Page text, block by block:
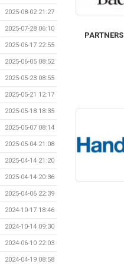
2025-08-02 21:27
2025-07-28 06:10
2025-06-17 22:55
2025-06-05 08:52
2025-05-23 08:55
2025-05-21 12:17
2025-05-18 18:35
2025-05-07 08:14
2025-05-04 21:08
2025-04-14 21:20
2025-04-14 20:36
2025-04-06 22:39
2024-10-17 18:46
2024-10-14 09:30
2024-06-10 22:03
2024-04-19 08:58
PARTNERS